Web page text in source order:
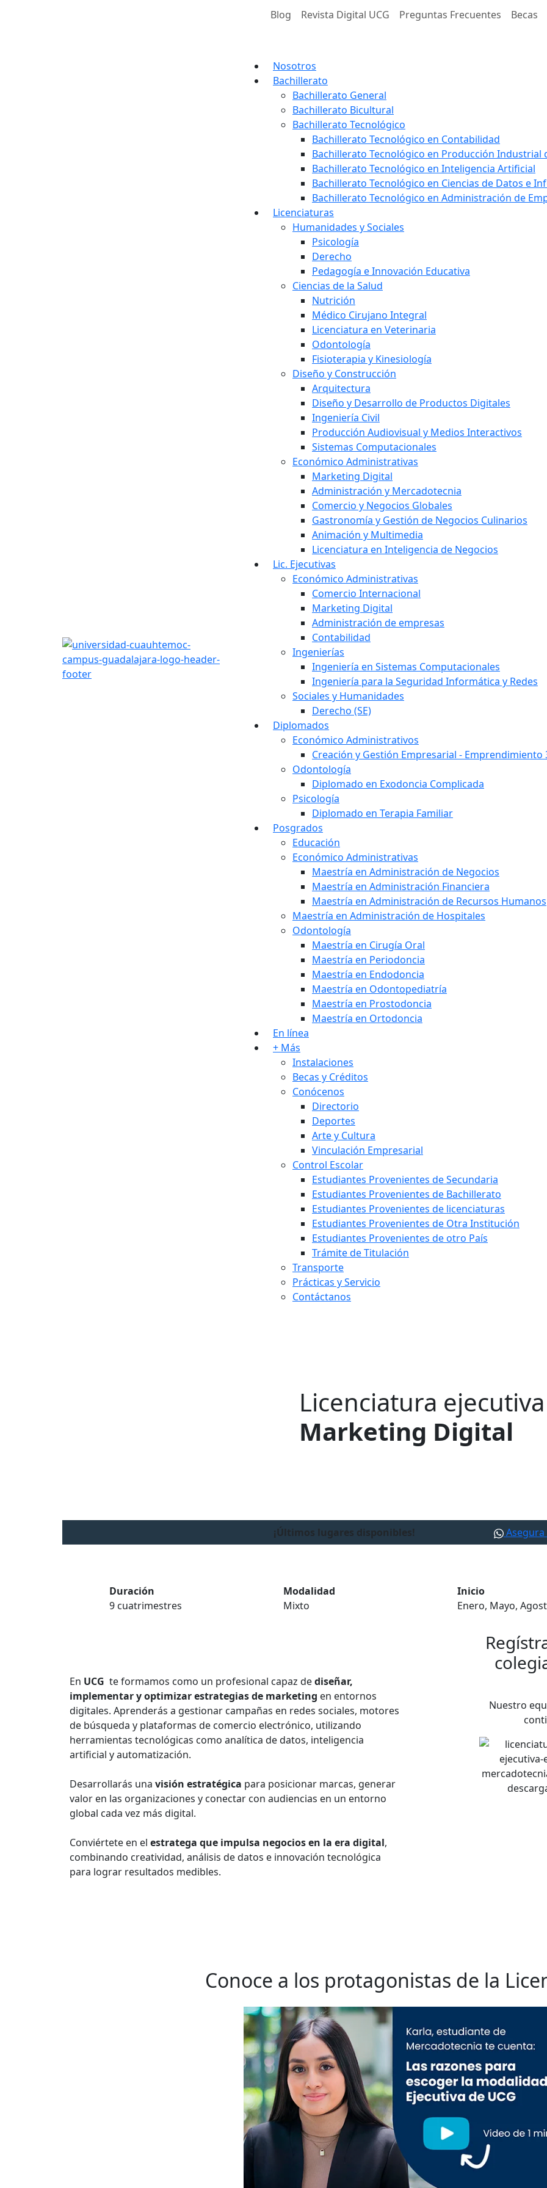
Blog Revista Digital UCG Preguntas Frecuentes Becas
Nosotros
Bachillerato
Bachillerato General
Bachillerato Bicultural
Bachillerato Tecnológico
Bachillerato Tecnológico en Contabilidad
Bachillerato Tecnológico en Producción Industrial
Bachillerato Tecnológico en Inteligencia Artificial
Bachillerato Tecnológico en Ciencias de Datos e
Bachillerato Tecnológico en Administración de
Licenciaturas
Humanidades y Sociales
Psicología
Derecho
Pedagogía e Innovación Educativa
Ciencias de la Salud
Nutrición
Médico Cirujano Integral
Licenciatura en Veterinaria
Odontología
Fisioterapia y Kinesiología
Diseño y Construcción
Arquitectura
Diseño y Desarrollo de Productos Digitales
Ingeniería Civil
Producción Audiovisual y Medios Interactivos
Sistemas Computacionales
Económico Administrativas
Marketing Digital
Administración y Mercadotecnia
Comercio y Negocios Globales
Gastronomía y Gestión de Negocios Culinarios
Animación y Multimedia
Licenciatura en Inteligencia de Negocios
Lic. Ejecutivas
Económico Administrativas
Comercio Internacional
Marketing Digital
Administración de empresas
Contabilidad
Ingenierías
Ingeniería en Sistemas Computacionales
Ingeniería para la Seguridad Informática y Redes
Sociales y Humanidades
Derecho (SE)
Diplomados
Económico Administrativos
Creación y Gestión Empresarial - Emprendimiento
Odontología
Diplomado en Exodoncia Complicada
Psicología
Diplomado en Terapia Familiar
Posgrados
Educación
Económico Administrativas
Maestría en Administración de Negocios
Maestría en Administración Financiera
Maestría en Administración de Recursos Humanos
Maestría en Administración de Hospitales
Odontología
Maestría en Cirugía Oral
Maestría en Periodoncia
Maestría en Endodoncia
Maestría en Odontopediatría
Maestría en Prostodoncia
Maestría en Ortodoncia
En línea
+ Más
Instalaciones
Becas y Créditos
Conócenos
Directorio
Deportes
Arte y Cultura
Vinculación Empresarial
Control Escolar
Estudiantes Provenientes de Secundaria
Estudiantes Provenientes de Bachillerato
Estudiantes Provenientes de licenciaturas
Estudiantes Provenientes de Otra Institución
Estudiantes Provenientes de otro País
Trámite de Titulación
Transporte
Prácticas y Servicio
Contáctanos
Licenciatura
Marketing Digital
¡Últimos lugares disponibles! Asegura
Duración
9 cuatrimestres
Modalidad
Mixto
Inicio
Enero, Mayo,
En UCG te formamos como un profesional capaz dediseñar,
implementar y optimizar estrategias de marketing en entornos
digitales. Aprenderás a gestionar campañas en redes sociales, motores
de búsqueda y plataformas de comercio electrónico, utilizando
herramientas tecnológicas como analítica de datos, inteligencia
artificial y automatización.
Desarrollarás una visión estratégica para posicionar marcas, generar
valor en las organizaciones y conectar con audiencias en un entorno
global cada vez más digital.
Conviértete en el estratega que impulsa negocios en la era digital,
combinando creatividad, análisis de datos e innovación tecnológica
para lograr resultados medibles.
Nuestro
Conoce a los protagonistas de la